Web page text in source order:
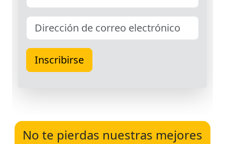
No te pierdas nuestras mejores